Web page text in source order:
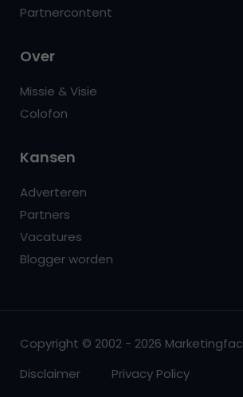
Partnercontent
Over
Missie & Visie
Colofon
Kansen
Adverteren
Partners
Vacatures
Blogger worden
Copyright © 2002 - 2026
Disclaimer
Privacy Policy